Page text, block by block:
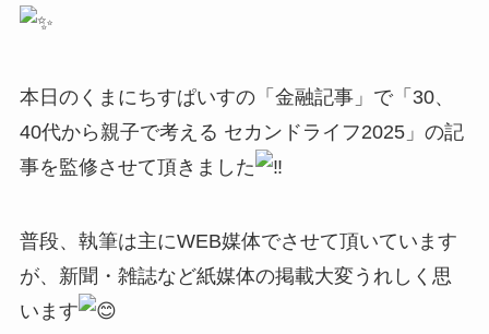
本日のくまにちすぱいすの「金融記事」で「30、
40代から親子で考える セカンドライフ2025」の記
事を監修させて頂きました
普段、執筆は主にWEB媒体でさせて頂いています
が、新聞・雑誌など紙媒体の掲載大変うれしく思
います